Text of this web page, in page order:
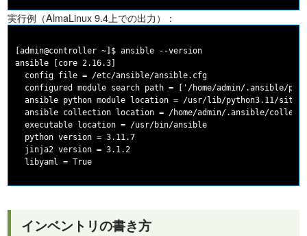
実行例（AlmaLinux 9.4上での出力）：
[admin@controller ~]$ ansible --version
ansible [core 2.16.3]
  config file = /etc/ansible/ansible.cfg
configured module search path = ['/home/admin/.ansible/
ansible python module location = /usr/lib/python3.11/site-
ansible collection location = /home/admin/.ansible/
  executable location = /usr/bin/ansible
  python version = 3.11.7
  jinja2 version = 3.1.2
インベントリの書き方